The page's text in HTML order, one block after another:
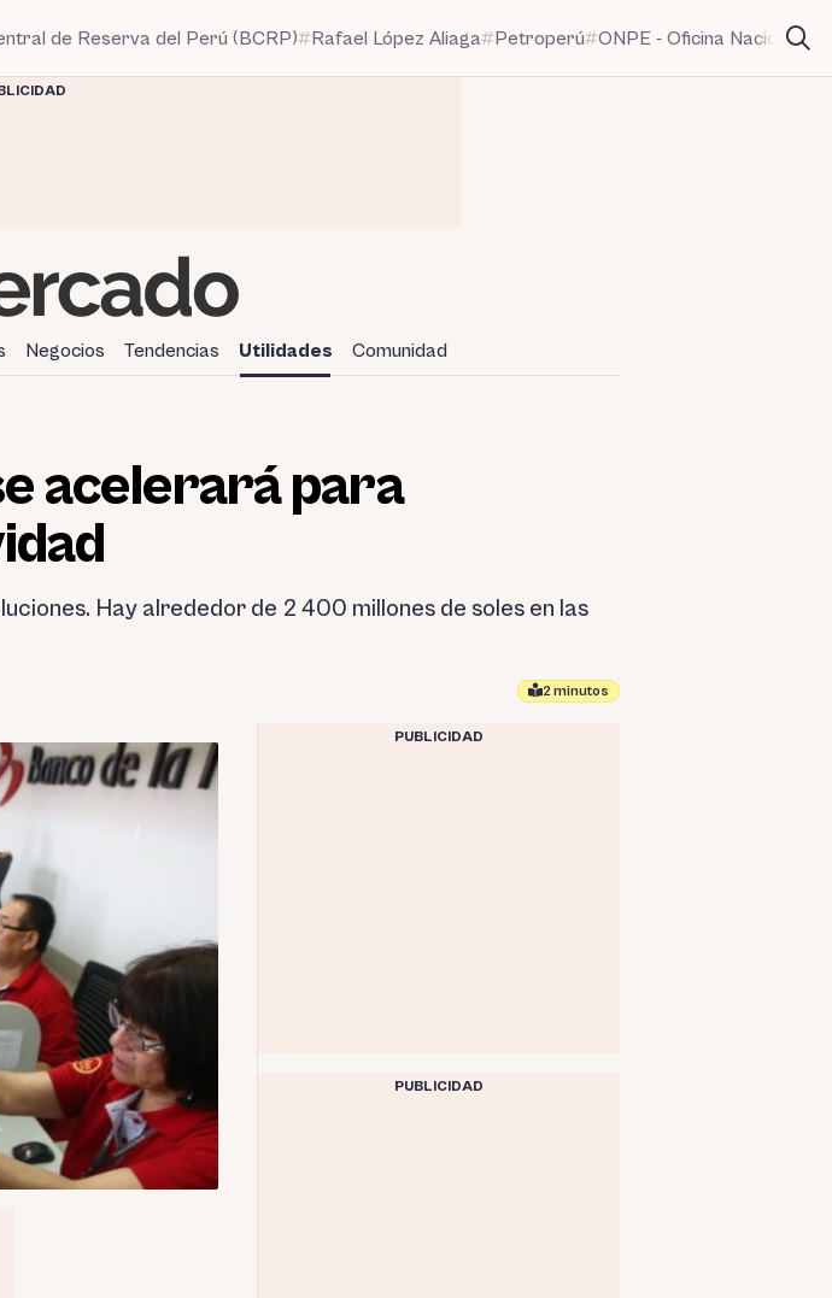
de Reserva del Perú (BCRP) Rafael López Aliaga Petroperú ONPE - Oficina Nacional
Negocios Tendencias Utilidades Comunidad
acelerará para
Hay alrededor de 2 400 millones de soles en las
2 minutos
PUBLICIDAD
PUBLICIDAD